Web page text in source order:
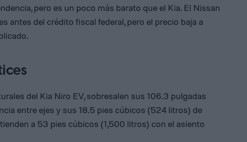
pero es un poco más barato que el Kia. El Nissan
antes del crédito fiscal federal, pero el precio baja a
del Kia Niro EV, sobresalen sus 106.3 pulgadas
entre ejes y sus 18.5 pies cúbicos (524 litros) de
a 53 pies cúbicos (1,500 litros) con el asiento